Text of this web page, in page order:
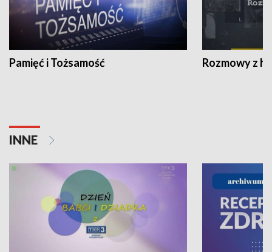
Pamięć i Tożsamość Rozmowy z
INNE